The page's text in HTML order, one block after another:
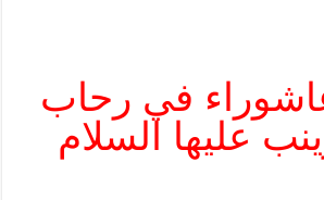
في رحاب
عليها السلام